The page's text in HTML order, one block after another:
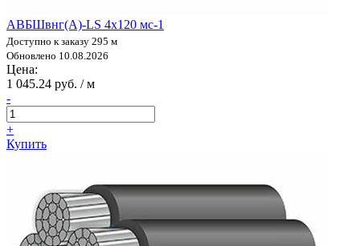
АВБШвнг(А)-LS 4х120 мс-1
Доступно к заказу 295 м
Обновлено 10.08.2026
Цена:
1 045.24 руб. / м
-
+
Купить